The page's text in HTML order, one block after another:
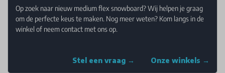
Op zoek naar nieuw medium flex snowboard? Wij helpen je graag
om de perfecte keus te maken. Nog meer weten? Kom langs in de
winkel of neem contact met ons op.
Stel een vraag → Onze winkels →